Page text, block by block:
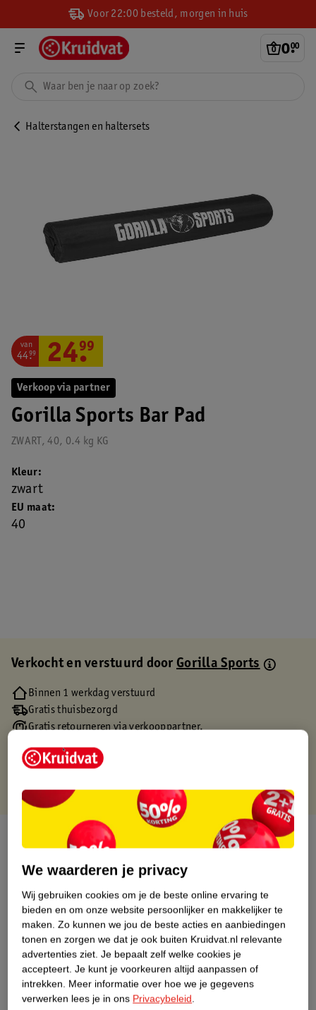
Voor 22:00 besteld, morgen in huis
0.
00
Halterstangen en haltersets
Verkoop via partner
Gorilla Sports Bar Pad
ZWART, 40, 0.4 kg KG
van
44.
99 24.
99
EU maat
40
Kleur
zwart
Verkocht en verstuurd doorGorilla Sports
Binnen 1 werkdag verstuurd
Gratis thuisbezorgd
Gratis retourneren via verkooppartner.
Over dit product
Productinformatie
Etiketinformatie
Nature Impact Score
Dit product heeft (nog) geen Nature
Impact Score.
Meer informatie
We waarderen je privacy
Wij gebruiken cookies om je de beste online ervaring te
bieden en om onze website persoonlijker en makkelijker te
maken. Zo kunnen we jou de beste acties en aanbiedingen
tonen en zorgen we dat je ook buiten Kruidvat.nl relevante
advertenties ziet. Je bepaalt zelf welke cookies je
accepteert. Je kunt je voorkeuren altijd aanpassen of
intrekken. Meer informatie over hoe we je gegevens
verwerken lees je in ons Privacybeleid.